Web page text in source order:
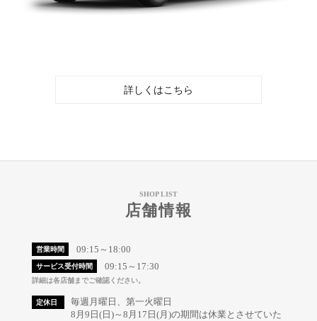
詳しくはこちら
SHOP LIST
店舗情報
営業時間 09:15～18:00
サービス受付時間 09:15～17:30
詳細は各店舗までご確認ください。
定休日
毎週月曜日、第一火曜日
8月9日(日)～8月17日(月)の期間は休業とさせていた